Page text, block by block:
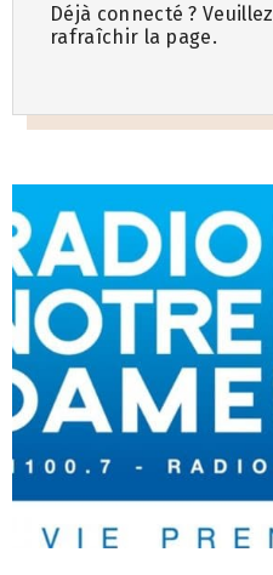
Déjà connecté ? Veuillez
rafraîchir la page.